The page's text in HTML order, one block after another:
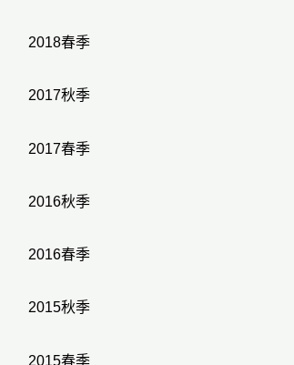
2018春季
2017秋季
2017春季
2016秋季
2016春季
2015秋季
2015春季